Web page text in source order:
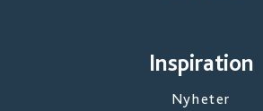
Inspiration
Nyheter